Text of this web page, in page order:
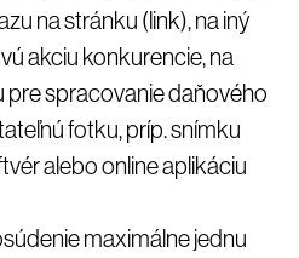
na stránku (link), na iný
akciu konkurencie, na
pre spracovanie daňového
fotku, príp. snímku
alebo online aplikáciu
maximálne jednu